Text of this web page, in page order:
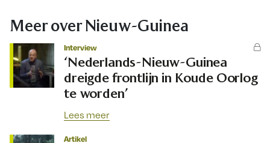
Meer over Nieuw-Guinea
Interview
‘Nederlands-Nieuw-Guinea
dreigde frontlijn in Koude Oorlog
te worden’
Lees meer
Artikel